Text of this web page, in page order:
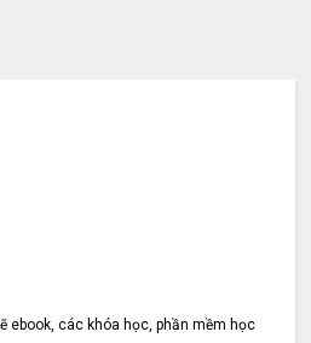
ebook, các khóa học, phần mềm học